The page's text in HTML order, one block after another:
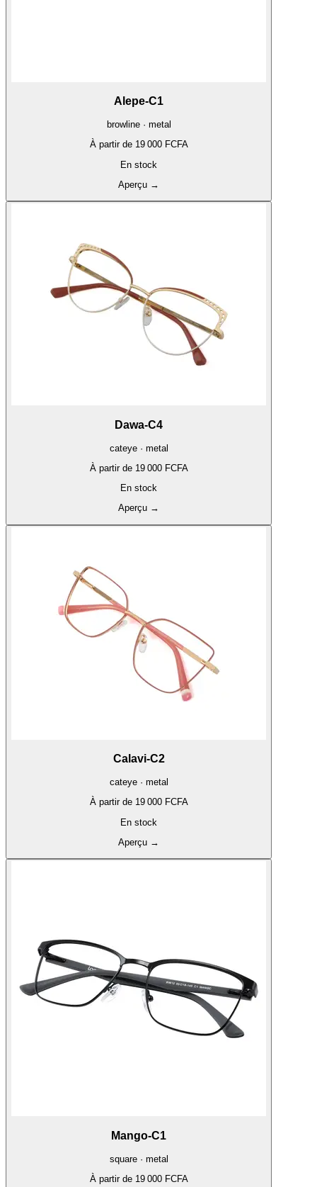
Alepe-C1
browline · metal
À partir de 19 000 FCFA
En stock
Aperçu →
Dawa-C4
cateye · metal
À partir de 19 000 FCFA
En stock
Aperçu →
Calavi-C2
cateye · metal
À partir de 19 000 FCFA
En stock
Aperçu →
Mango-C1
square · metal
À partir de 19 000 FCFA